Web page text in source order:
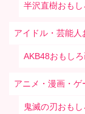
半沢直樹おもし
アイドル・芸能人
AKB48おもし
アニメ・漫画・ゲ
鬼滅の刃おも